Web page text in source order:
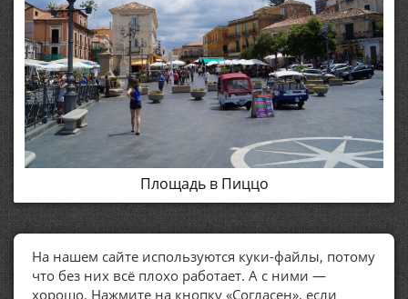
Площадь в Пиццо
ПОЛЕЗНЫЕ ССЫЛКИ
На нашем сайте используются куки-файлы, потому
что без них всё плохо работает. А с ними —
хорошо. Нажмите на кнопку «Согласен», если